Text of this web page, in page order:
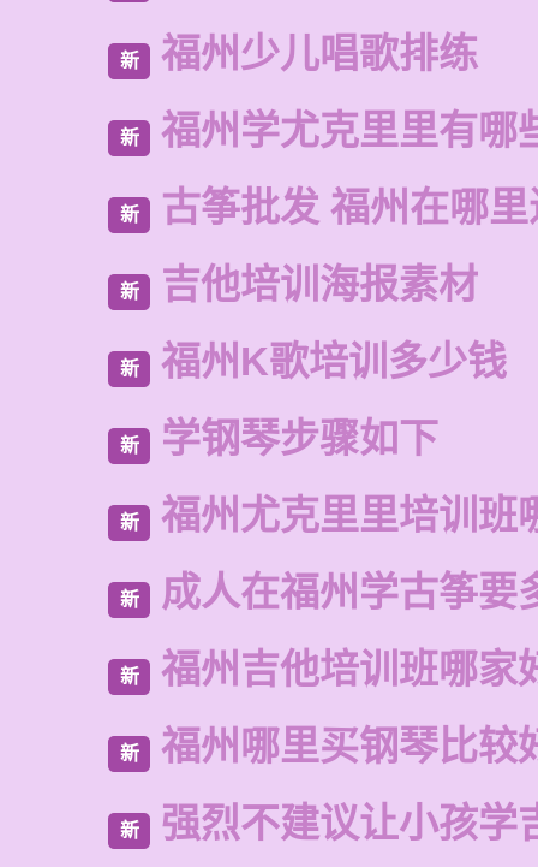
新 福州少儿唱歌排练
新 福州学尤克里里有哪
新 古筝批发 福州在哪
新 吉他培训海报素材
新 福州K歌培训多少钱
新 学钢琴步骤如下
新 福州尤克里里培训班
新 成人在福州学古筝要
新 福州吉他培训班哪家
新 福州哪里买钢琴比较
新 强烈不建议让小孩学